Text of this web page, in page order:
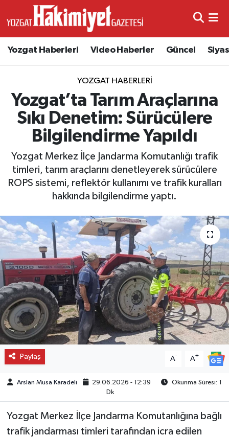
Yozgat Haberleri Video Haberler Güncel
YOZGAT HABERLERI
Yozgat’ta Tarım Araçlarına
Sıkı Denetim: Sürücülere
Bilgilendirme Yapıldı
Yozgat Merkez İlçe Jandarma Komutanlığı trafik
timleri, tarım araçlarını denetleyerek sürücülere
ROPS sistemi, reflektör kullanımı ve trafik kuralları
hakkında bilgilendirme yaptı.
Paylaş A- A+
Arslan Musa Karadeli 29.06.2026 - 12:39
Okunma Süresi: 1
Dk
Yozgat Merkez İlçe Jandarma Komutanlığına bağlı
trafik jandarması timleri tarafından icra edilen